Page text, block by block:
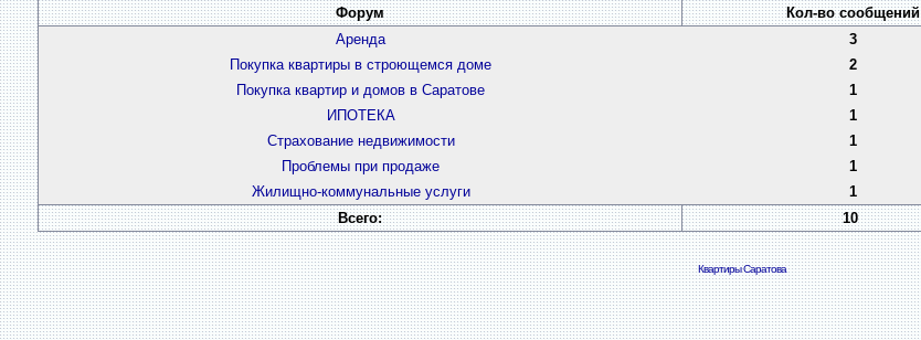
Форум
Кол-во сообщений
Аренда
3
Покупка квартиры в строющемся доме
2
Покупка квартир и домов в Саратове
1
ИПОТЕКА
1
Страхование недвижимости
1
Проблемы при продаже
1
Жилищно-коммунальные услуги
1
Всего:
10
Квартиры Саратова